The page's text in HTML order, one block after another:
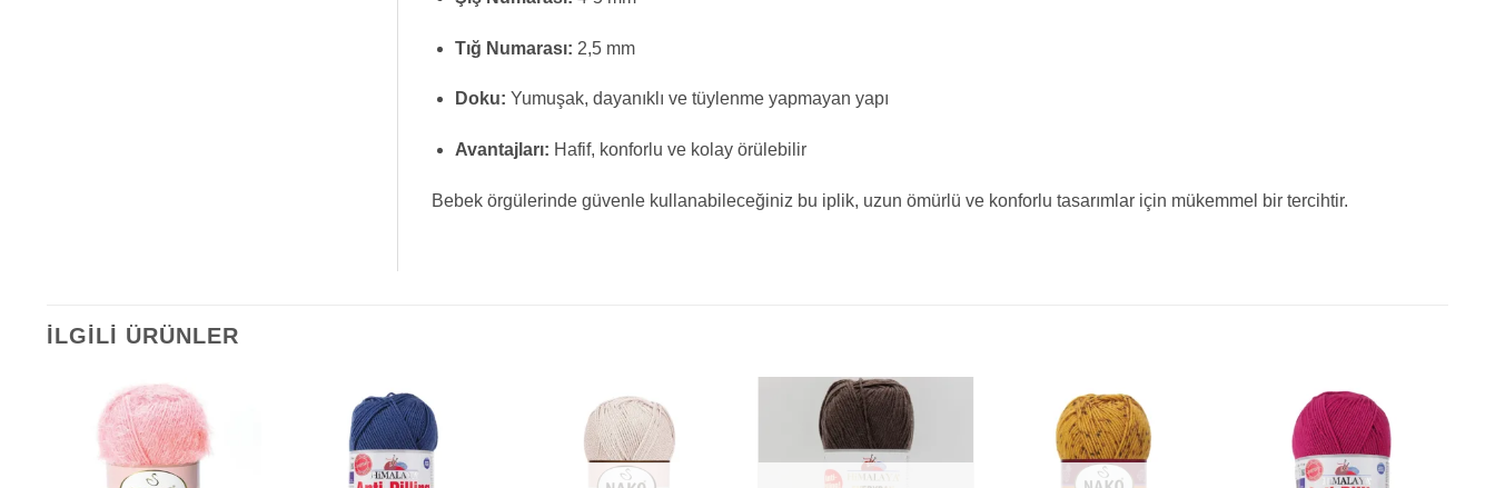
Tığ Numarası: 2,5 mm
Doku: Yumuşak, dayanıklı ve tüylenme yapmayan yapı
Avantajları: Hafif, konforlu ve kolay örülebilir
Bebek örgülerinde güvenle kullanabileceğiniz bu iplik, uzun ömürlü ve konforlu tasarımlar için mükemmel bir tercihtir.
İLGILI ÜRÜNLER